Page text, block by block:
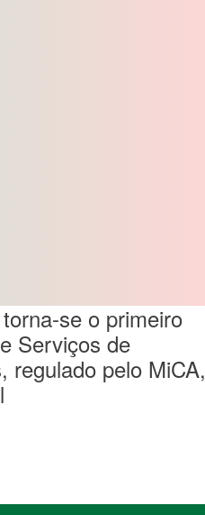
se o primeiro
Serviços de
regulado pelo MiCA,